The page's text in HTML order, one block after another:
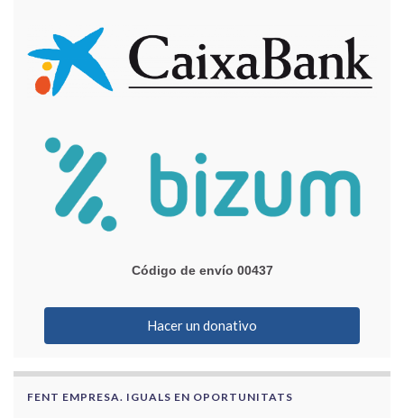
Código de envío 00437
Hacer un donativo
FENT EMPRESA. IGUALS EN OPORTUNITATS